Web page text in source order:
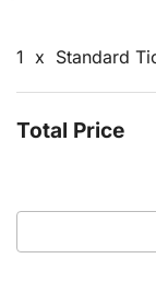
1 x Standard
Total Price